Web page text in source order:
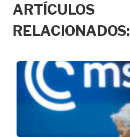
ARTÍCULOS
RELACIONADOS: